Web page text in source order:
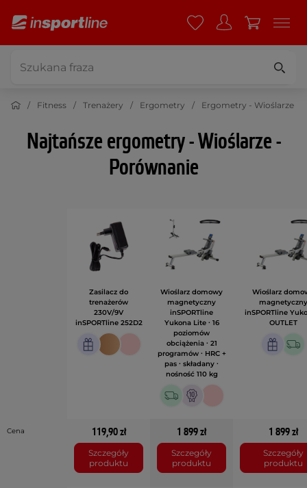
Fitness Trenażery Ergometry Ergometry - Wioślarze
Najtańsze ergometry - Wioślarze -
Porównanie
Zasilacz do
trenażerów
230V/9V
inSPORTline 252D2
Wioślarz domowy
magnetyczny
inSPORTline
Yukona Lite ∙ 16
poziomów
obciążenia ∙ 21
programów ∙ HRC +
pas ∙ składany ∙
nośność 110 kg
Wioślarz
magnetyczny
inSPORTline
OUTLET
Cena 119,90 zł
Szczegóły
produktu
1 899 zł
Szczegóły
produktu
1 899 zł
Szczegóły
produktu